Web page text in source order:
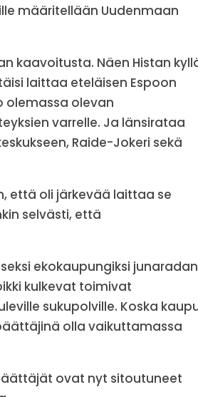
määritellään Uudenmaan
kaavoitusta. Näen Histan
laittaa eteläisen Espoon
olemassa olevan
varrelle. Ja länsirataa
Raide-Jokeri sekä
että oli järkevää laittaa se
selvästi, että
ekokaupungiksi junaradan
kulkevat toimivat
sukupolville. Koska
olla vaikuttamassa
ovat nyt sitoutuneet